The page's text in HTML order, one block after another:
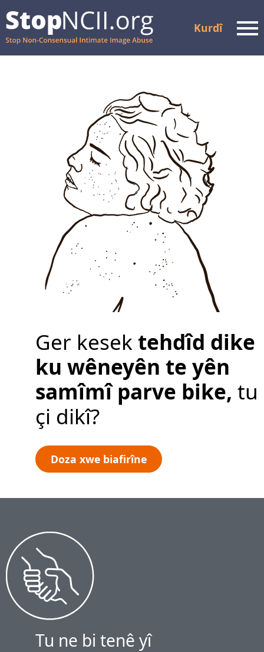
Kurdî
Çawa Kar Dike
Pirsên Pir tên Pirsîn
Doza xwe biafirîne
Ger kesektehdîd dike
ku wêneyên te yên
samîmî parve bike, tu
çi dikî?
Doza xwe biafirîne
Tu ne bi tenê yî